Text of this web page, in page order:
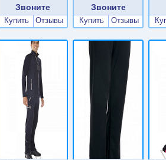
Звоните
Купить Отзывы
Звоните
Купить Отзывы